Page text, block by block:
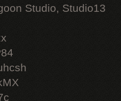
Studio, Studio13